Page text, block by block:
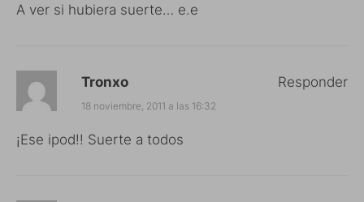
A ver si hubiera suerte… e.e
Tronxo
18 noviembre, 2011 a las 16:32
¡Ese ipod!! Suerte a todos
Responder